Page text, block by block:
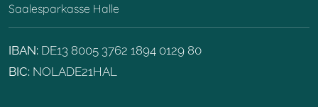
Saalesparkasse Halle
IBAN: DE13 8005 3762 1894 0129 80
BIC: NOLADE21HAL